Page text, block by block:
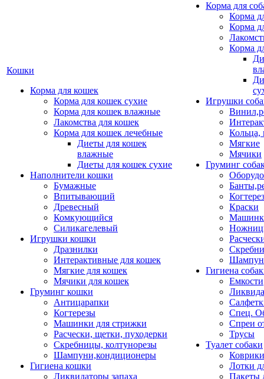
Кошки
Корма для кошек
Корма для кошек сухие
Корма для кошек влажные
Лакомства для кошек
Корма для кошек лечебные
Диеты для кошек
влажные
Диеты для кошек сухие
Наполнители кошки
Бумажные
Впитывающий
Древесный
Комкующийся
Силикагелевый
Игрушки кошки
Дразнилки
Интерактивные для кошек
Мягкие для кошек
Мячики для кошек
Груминг кошки
Антицарапки
Когтерезы
Машинки для стрижки
Расчески, щетки, пуходерки
Скребницы, колтунорезы
Шампуни,кондиционеры
Гигиена кошки
Ликвидаторы запаха
Корма для
Корма
Корма
Корма
Игрушки
Кольца,
Мягкие
Мячики
Груминг
Краски
Гигиена
Емкости
Спец.
Спреи
Трусы
Туалет собаки
Коврики
Лотки
Пакеты